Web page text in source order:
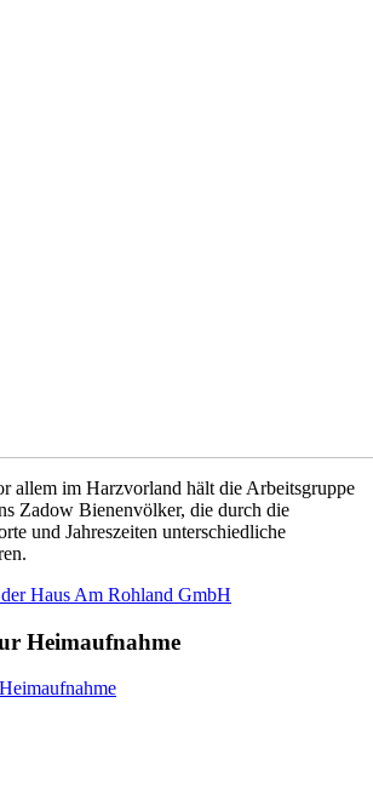
allem im Harzvorland hält die Arbeitsgruppe
Zadow Bienenvölker, die durch die
und Jahreszeiten unterschiedliche
Haus Am Rohland GmbH
Heimaufnahme